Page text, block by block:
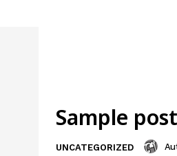
Sample
UNCATEGORIZED